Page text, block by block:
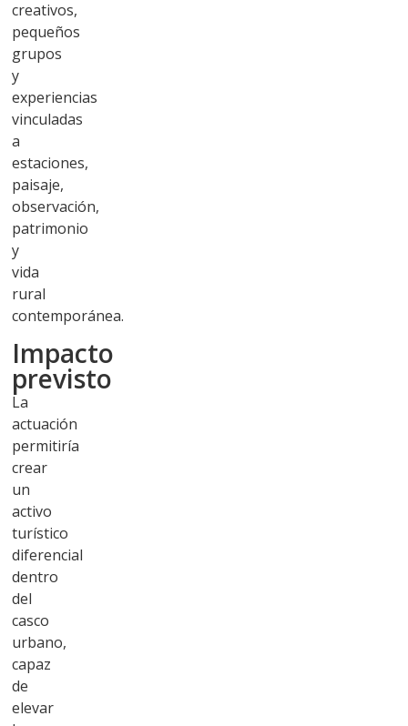
creativos,
pequeños
grupos
y
experiencias
vinculadas
a
estaciones,
paisaje,
observación,
patrimonio
y
vida
rural
contemporánea.
Impacto
previsto
La
actuación
permitiría
crear
un
activo
turístico
diferencial
dentro
del
casco
urbano,
capaz
de
elevar